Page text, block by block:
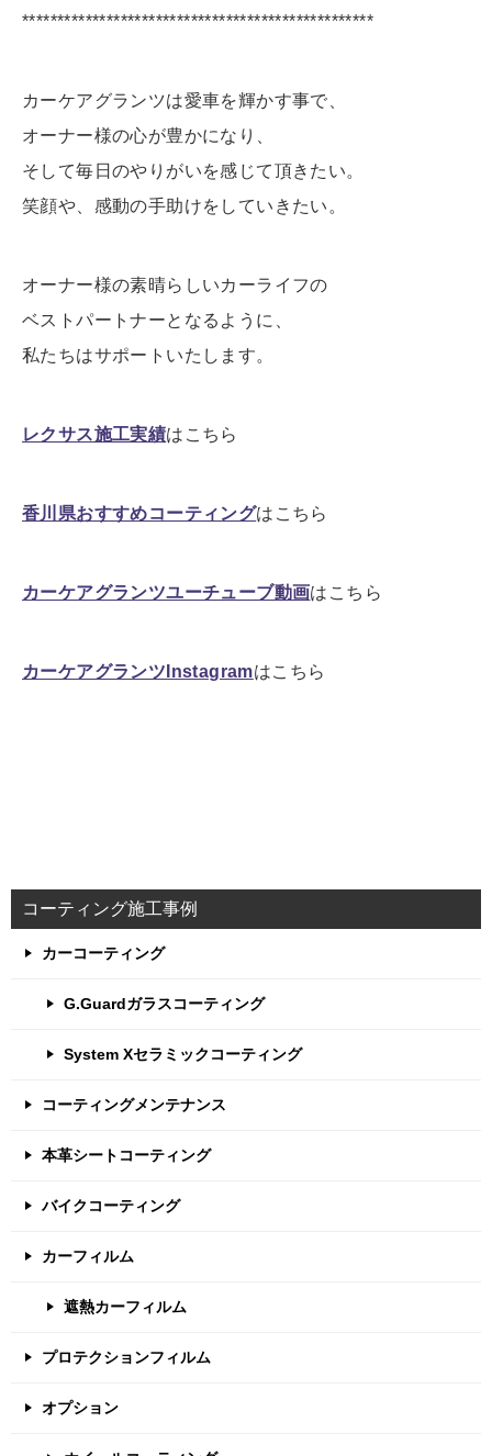
**************************************************
カーケアグランツは愛車を輝かす事で、
オーナー様の心が豊かになり、
そして毎日のやりがいを感じて頂きたい。
笑顔や、感動の手助けをしていきたい。
オーナー様の素晴らしいカーライフの
ベストパートナーとなるように、
私たちはサポートいたします。
レクサス施工実績はこちら
香川県おすすめコーティングはこちら
カーケアグランツユーチューブ動画はこちら
カーケアグランツInstagramはこちら
コーティング施工事例
カーコーティング
G.Guardガラスコーティング
System Xセラミックコーティング
コーティングメンテナンス
本革シートコーティング
バイクコーティング
カーフィルム
遮熱カーフィルム
プロテクションフィルム
オプション